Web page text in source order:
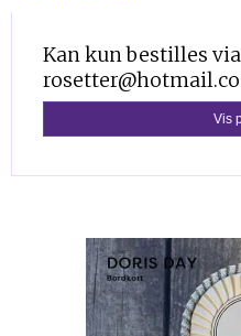
Kan kun bestilles
Vis